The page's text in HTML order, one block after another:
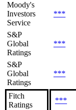
Moody's
Investors
Service
***
S&P
Global
Ratings
***
S&P
Global
Ratings
***
Fitch
Ratings
***